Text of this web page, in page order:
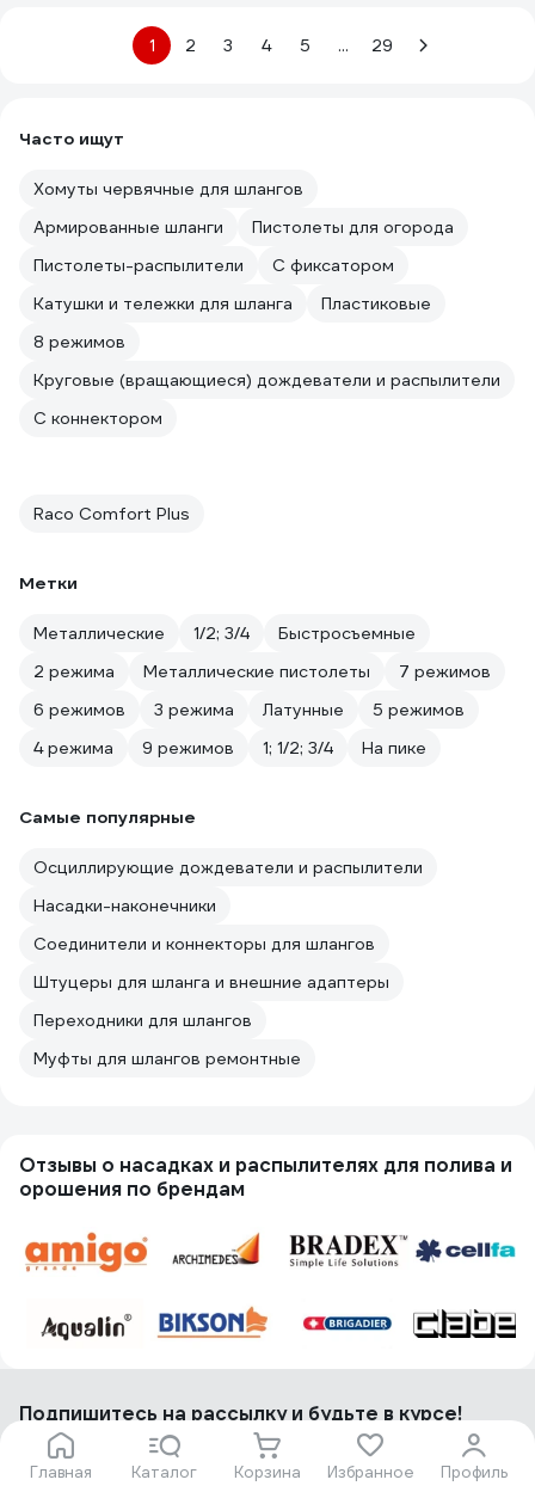
Главная Каталог Корзина Избранное Профиль
1 2 3 4 5 ... 29
Часто ищут
Хомуты червячные для шлангов
Армированные шланги
Пистолеты для огорода
Пистолеты-распылители
С фиксатором
Катушки и тележки для шланга
Пластиковые
8 режимов
Круговые (вращающиеся) дождеватели и распылители
С коннектором
Raco Comfort Plus
Метки
Металлические 1/2; 3/4
Быстросъемные
2 режима
Металлические пистолеты
7 режимов
6 режимов
3 режима Латунные
5 режимов
4 режима
9 режимов 1; 1/2; 3/4 На пике
Самые популярные
Осциллирующие дождеватели и распылители
Насадки-наконечники
Соединители и коннекторы для шлангов
Штуцеры для шланга и внешние адаптеры
Переходники для шлангов
Муфты для шлангов ремонтные
Отзывы о насадках и распылителях для полива и
орошения по брендам
Подпишитесь на рассылкуи будьте в курсе!
Акции, скидки, распродажи ждут!